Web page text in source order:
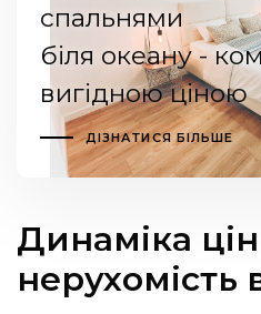
спальнями
біля океану -
вигідною ціною
ДІЗНАТИСЯ БІЛЬШЕ
Динаміка
нерухомість